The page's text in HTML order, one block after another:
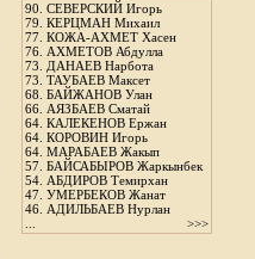
90. СЕВЕРСКИЙ Игорь
79. КЕРЦМАН Михаил
77. КОЖА-АХМЕТ Хасен
76. АХМЕТОВ Абдулла
73. ДАНАЕВ Нарбота
73. ТАУБАЕВ Максет
68. БАЙЖАНОВ Улан
66. АЯЗБАЕВ Сматай
64. КАЛЕКЕНОВ Ержан
64. КОРОВИН Игорь
64. МАРАБАЕВ Жакып
57. БАЙСАБЫРОВ Жаркынбек
54. АБДИРОВ Темирхан
47. УМЕРБЕКОВ Жанат
46. АДИЛЬБАЕВ Нурлан
>>>